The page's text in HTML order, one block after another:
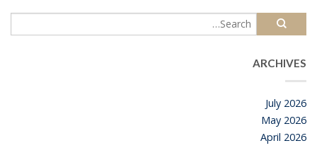
ARCHIVES
July 2026
May 2026
April 2026